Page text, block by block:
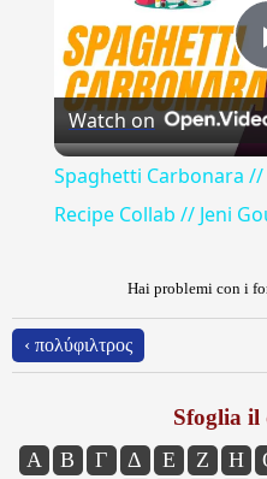
Watch on
Spaghetti Carbonara
Recipe Collab // Jeni
Hai problemi con i
‹ πολύφιλτρος
Sfoglia il
Α Β Γ Δ Ε Ζ Η